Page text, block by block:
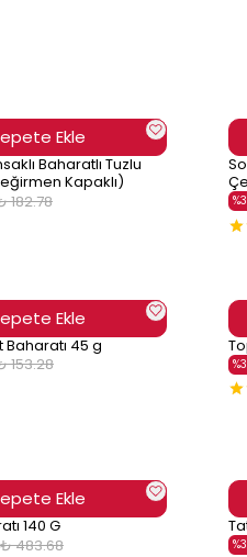
Ekle
Baharatlı Tuzlu
Kapaklı)
182.78 %
Ekle
Baharatı 45 g
153.28 %
Ekle
140 G
₺ 483.68 %